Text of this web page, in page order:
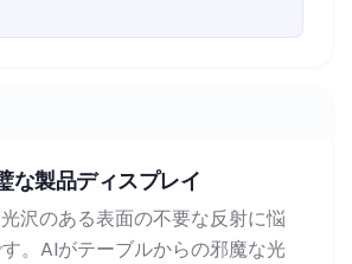
な製品ディスプレイ
沢のある表面の不要な反射に悩
。AIがテーブルからの邪魔な光